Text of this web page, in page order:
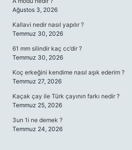
Ağustos 3, 2026
Kallavi nedir nasıl yapılır ?
Temmuz 30, 2026
61 mm silindir kaç cc’dir ?
Temmuz 30, 2026
Koç erkeğini kendime nasıl aşık ederim ?
Temmuz 27, 2026
Kaçak çay ile Türk çayının farkı nedir ?
Temmuz 25, 2026
3un 1i ne demek ?
Temmuz 24, 2026